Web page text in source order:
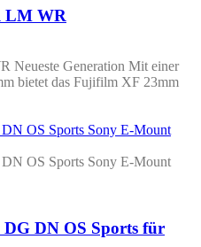
LM WR
Neueste Generation Mit einer
bietet das Fujifilm XF 23mm
DG DN OS Sports für